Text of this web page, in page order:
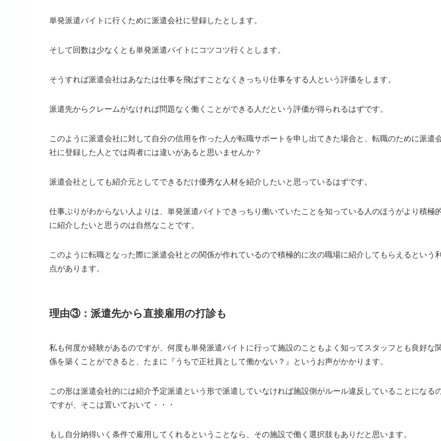
単発派遣バイトに行くために派遣会社に登録したとします。
そして回数は少なくとも単発派遣バイトにコツコツ行くとします。
そうすれば派遣会社はあなたは仕事を飛ばすことなくきっちり仕事をする人という評価をします。
派遣先からクレームがなければ問題なく働くことができる人だという評価が得られるはずです。
このように派遣会社に対して自分の信用を作った人が転職サポートを申し出てきた場合と、転職のために派遣
社に登録した人とでは両者には違いがあると思いませんか？
派遣会社としても紹介元としてできるだけ優秀な人材を紹介したいと思っているはずです。
仕事ぶりがわからない人よりは、単発派遣バイトできっちり働いていたことを知っている人のほうがより積極
に紹介したいと思うのは自然なことです。
このように転職となった際に派遣会社との関係が作れているので積極的に次の職場に紹介してもらえるという
点があります。
理由③：派遣先から直接雇用の打診も
私も何度か経験があるのですが、何度も単発派遣バイトに行って施設のこともよく知ってスタッフとも良好な
係を築くことができると、たまに『うちで正社員として働かない？』というお声がかかります。
この形は派遣会社的には紹介予定派遣という形で派遣していなければ施設側がルール違反していることになる
ですが、そこは置いておいて・・・
もし自分納得いく条件で雇用してくれるということなら、その施設で働く選択肢もありだと思います。